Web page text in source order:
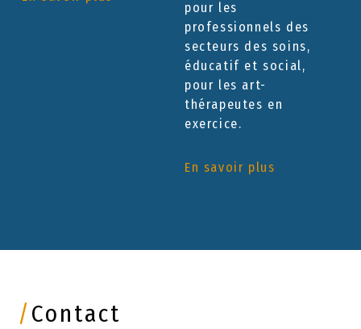
pour les
professionnels des
secteurs des soins,
éducatif et social,
pour les art-
thérapeutes en
exercice.
En savoir plus
/Contact